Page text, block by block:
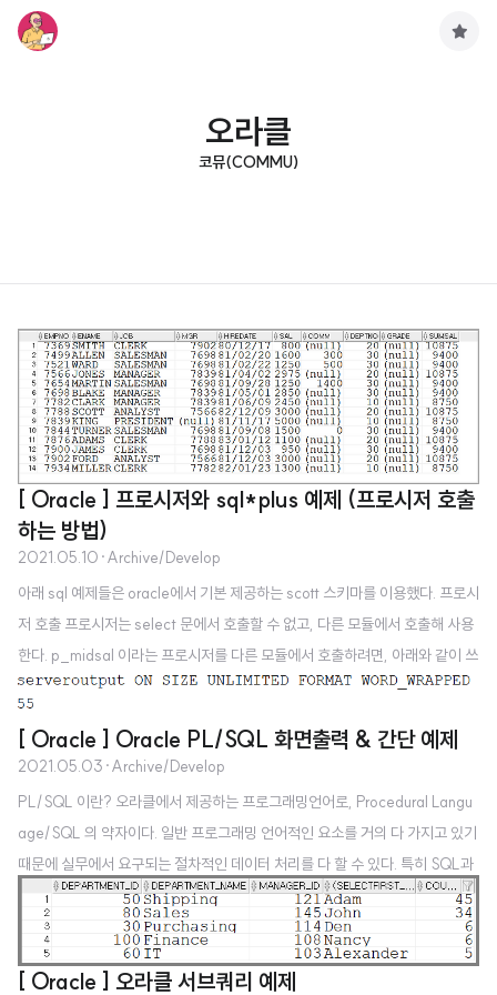
오라클
코뮤(COMMU)
[ Oracle ] 프로시저와 sql*plus 예제 (프로시저 호출
하는 방법)
2021.05.10 ·Archive/Develop
아래 sql 예제들은 oracle에서 기본 제공하는 scott 스키마를 이용했다. 프로시
저 호출 프로시저는 select 문에서 호출할 수 없고, 다른 모듈에서 호출해 사용
한다. p_midsal 이라는 프로시저를 다른 모듈에서 호출하려면, 아래와 같이 쓰
면 된다. > begin p_midsal(3); end; / 또는 sql*plus 명령을 아래와 같이 써
testemp 테이블을 만들고 컬럼을 추가하겠다. 프로시저 예제 -- CTAS 기법
으로 testemp 테이블을 만들고 컬럼 두개를 추가하시오. -- (grade number
(), sumsal number(10)) create table testemp as sel..
[ Oracle ] Oracle PL/SQL 화면출력 & 간단 예제
2021.05.03 ·Archive/Develop
PL/SQL 이란? 오라클에서 제공하는 프로그래밍언어로, Procedural Langu
age/SQL 의 약자이다. 일반 프로그래밍 언어적인 요소를 거의 다 가지고 있기
때문에 실무에서 요구되는 절차적인 데이터 처리를 다 할 수 있다. 특히 SQL과
연동되어서 막강한 기능을 구현할 수 있다. 데이터 트랜잭션 처리능력이나 정보
보호, 데이터 대한 보안, 예외처리 기능, 객체지향 등 데이터베이스와 관련된 중
요한 모든 기능을 지원하기 때문에 데이터베이스 업무를 처리하기에 최적화된
언어이다. PL/SQL 기본 구조 선언부, 실행부, 예외처리부로 구성된다. Anon
[ Oracle ] 오라클 서브쿼리 예제
구